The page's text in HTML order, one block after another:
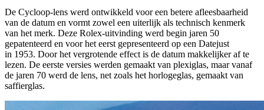
De Cycloop‑lens werd ontwikkeld voor een betere afleesbaarheid
van de datum en vormt zowel een uiterlijk als technisch kenmerk
van het merk. Deze Rolex-uitvinding werd begin jaren 50
gepatenteerd en voor het eerst gepresenteerd op een Datejust
in 1953. Door het vergrotende effect is de datum makkelijker af te
lezen. De eerste versies werden gemaakt van plexiglas, maar vanaf
de jaren 70 werd de lens, net zoals het horlogeglas, gemaakt van
saffierglas.